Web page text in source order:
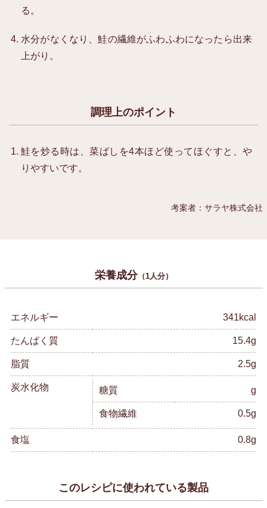
る。
水分がなくなり、鮭の繊維がふわふわになったら出来
上がり。
調理上のポイント
鮭を炒る時は、菜ばしを4本ほど使ってほぐすと、や
りやすいです。
考案者：サラヤ株式会社
栄養成分（1人分）
エネルギー 341kcal
たんぱく質 15.4g
脂質 2.5g
炭水化物 糖質 g
食物繊維 0.5g
食塩 0.8g
このレシピに使われている製品